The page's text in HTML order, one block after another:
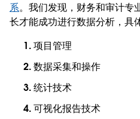
系。我们发现，财务和审计专
长才能成功进行数据分析，具
项目管理
数据采集和操作
统计技术
可视化报告技术